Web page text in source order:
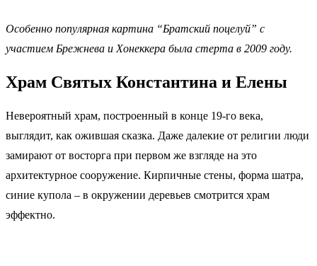
Особенно популярная картина “Братский поцелуй” с
участием Брежнева и Хонеккера была стерта в 2009 году.
Храм Святых Константина и Елены
Невероятный храм, построенный в конце 19-го века,
выглядит, как ожившая сказка. Даже далекие от религии люди
замирают от восторга при первом же взгляде на это
архитектурное сооружение. Кирпичные стены, форма шатра,
синие купола – в окружении деревьев смотрится храм
эффектно.